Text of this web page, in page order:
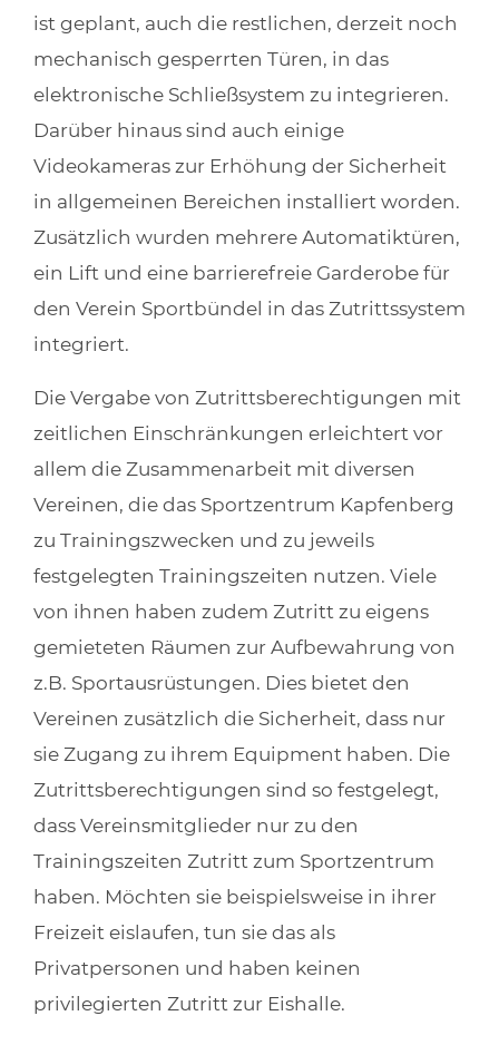
ist geplant, auch die restlichen, derzeit noch
mechanisch gesperrten Türen, in das
elektronische Schließsystem zu integrieren.
Darüber hinaus sind auch einige
Videokameras zur Erhöhung der Sicherheit
in allgemeinen Bereichen installiert worden.
Zusätzlich wurden mehrere Automatiktüren,
ein Lift und eine barrierefreie Garderobe für
den Verein Sportbündel in das Zutrittssystem
integriert.
Die Vergabe von Zutrittsberechtigungen mit
zeitlichen Einschränkungen erleichtert vor
allem die Zusammenarbeit mit diversen
Vereinen, die das Sportzentrum Kapfenberg
zu Trainingszwecken und zu jeweils
festgelegten Trainingszeiten nutzen. Viele
von ihnen haben zudem Zutritt zu eigens
gemieteten Räumen zur Aufbewahrung von
z.B. Sportausrüstungen. Dies bietet den
Vereinen zusätzlich die Sicherheit, dass nur
sie Zugang zu ihrem Equipment haben. Die
Zutrittsberechtigungen sind so festgelegt,
dass Vereinsmitglieder nur zu den
Trainingszeiten Zutritt zum Sportzentrum
haben. Möchten sie beispielsweise in ihrer
Freizeit eislaufen, tun sie das als
Privatpersonen und haben keinen
privilegierten Zutritt zur Eishalle.